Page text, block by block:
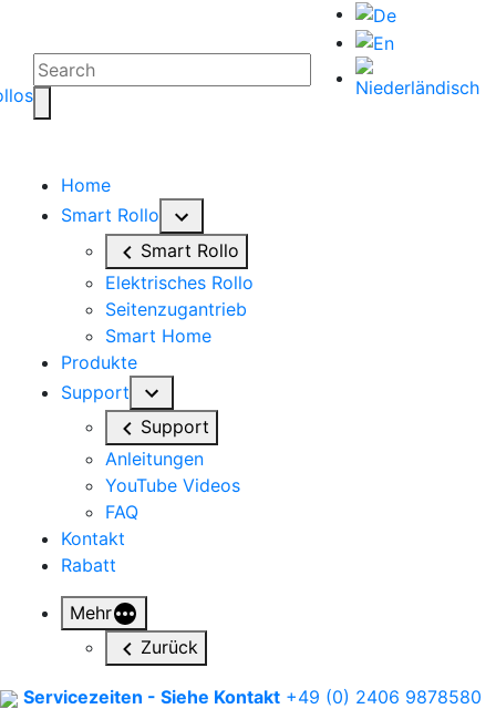
Home
Smart Rollo
Smart Rollo
Elektrisches Rollo
Seitenzugantrieb
Smart Home
Produkte
Support
Support
Anleitungen
YouTube Videos
FAQ
Kontakt
Rabatt
Mehr
Zurück
Servicezeiten - Siehe Kontakt +49 (0) 2406 9878580